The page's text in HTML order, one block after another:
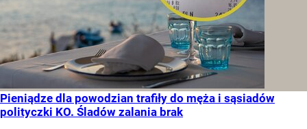
Pieniądze dla powodzian trafiły do męża i sąsiadów
polityczki KO. Śladów zalania brak